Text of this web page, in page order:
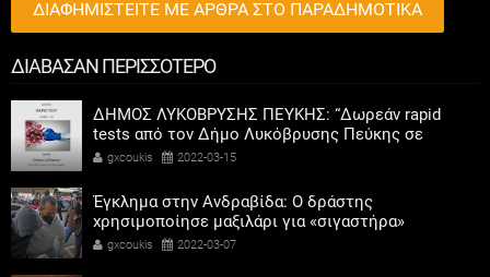
ΔΙΑΦΗΜΙΣΤΕΙΤΕ ΜΕ ΑΡΘΡΑ ΣΤΟ ΠΑΡΑΔΗΜΟΤΙΚΑ
ΔΙΑΒΑΣΑΝ ΠΕΡΙΣΣΟΤΕΡΟ
ΔΗΜΟΣ ΛΥΚΟΒΡΥΣΗΣ ΠΕΥΚΗΣ: “Δωρεάν rapid
tests από τον Δήμο Λυκόβρυσης Πεύκης σε
συνεργασία με τον ΕΟΔΥ την Τετάρτη 16/3”
gxcoukis 2022-03-15
Έγκλημα στην Ανδραβίδα: Ο δράστης
χρησιμοποίησε μαξιλάρι για «σιγαστήρα»
gxcoukis 2022-03-07